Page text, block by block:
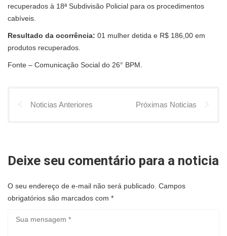
recuperados à 18ª Subdivisão Policial para os procedimentos
cabíveis.
Resultado da ocorrência: 01 mulher detida e R$ 186,00 em
produtos recuperados.
Fonte – Comunicação Social do 26° BPM.
Noticias Anteriores Próximas Noticias
Deixe seu comentário para a noticia
O seu endereço de e-mail não será publicado. Campos
obrigatórios são marcados com *